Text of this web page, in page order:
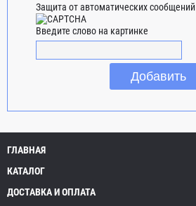
Защита от автоматических сообщений
Введите слово на картинке
ГЛАВНАЯ
КАТАЛОГ
ДОСТАВКА И ОПЛАТА